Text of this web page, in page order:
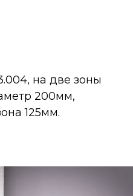
на две зоны
200мм,
125мм.